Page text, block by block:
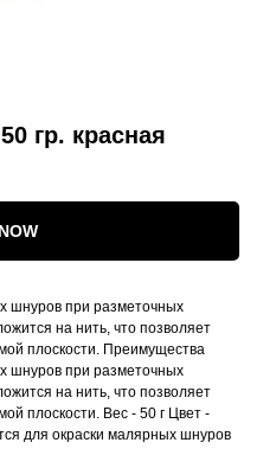
гр. красная
шнуров при разметочных
на нить, что позволяет
плоскости. Преимущества
шнуров при разметочных
на нить, что позволяет
плоскости. Вес - 50 г Цвет -
для окраски малярных шнуров